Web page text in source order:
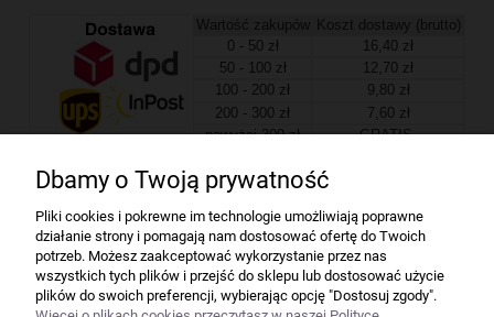
Wartość zakupów
Koszt dostawy (brutto)
0 - 50 zł
16,40 zł
50 - 100 zł
12,70 zł
100 - 200 zł
9,80 zł
200 - 300 zł
7,60 zł
powyżej 300 zł
GRATIS
Firma
Bindownice wg producentów
Niszczarki wg producentów
Dbamy o Twoją prywatność
Pliki cookies i pokrewne im technologie umożliwiają poprawne
działanie strony i pomagają nam dostosować ofertę do Twoich
potrzeb. Możesz zaakceptować wykorzystanie przez nas
wszystkich tych plików i przejść do sklepu lub dostosować użycie
plików do swoich preferencji, wybierając opcję "Dostosuj zgody".